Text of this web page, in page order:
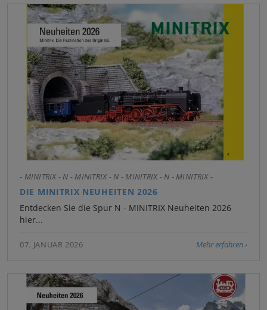
- MINITRIX - N - MINITRIX - N - MINITRIX - N - MINITRIX -
DIE MINITRIX NEUHEITEN 2026
Entdecken Sie die Spur N - MINITRIX Neuheiten 2026
hier...
07. JANUAR 2026 Mehr erfahren